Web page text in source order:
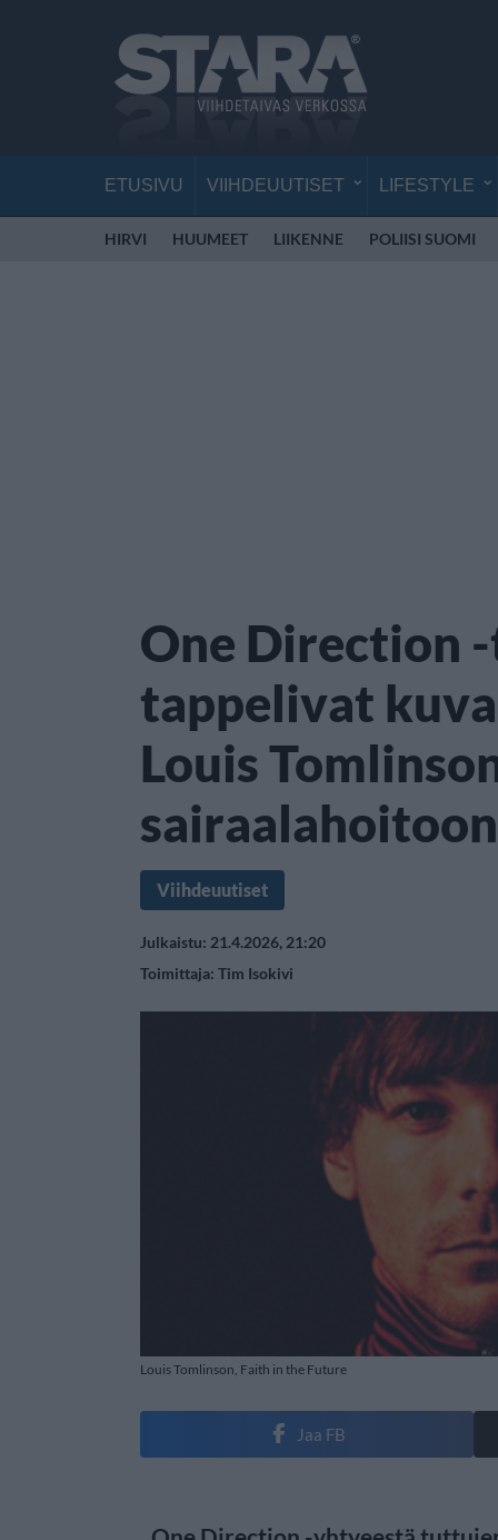
ETUSIVU VIIHDEUUTISET LIFESTYLE
HIRVI HUUMEET LIIKENNE POLIISI SUOMI
One Direction
tappelivat
Louis
sairaalahoitoon
Viihdeuutiset
Julkaistu: 21.4.2026, 21:20
Toimittaja: Tim Isokivi
Louis Tomlinson, Faith in the Future
Jaa FB